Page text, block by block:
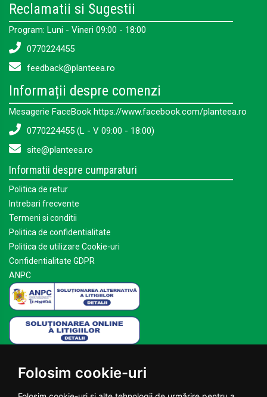
Folosim cookie-uri
Reclamatii si Sugestii
Program: Luni - Vineri 09:00 - 18:00
0770224455
feedback@planteea.ro
Informații despre comenzi
Mesagerie FaceBook https://www.facebook.com/planteea.ro
0770224455 (L - V 09:00 - 18:00)
site@planteea.ro
Informatii despre cumparaturi
Politica de retur
Intrebari frecvente
Termeni si conditii
Politica de confidentialitate
Politica de utilizare Cookie-uri
Confidentialitate GDPR
ANPC
Acasa
Despre noi